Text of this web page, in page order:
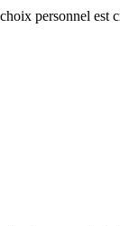
personnel est